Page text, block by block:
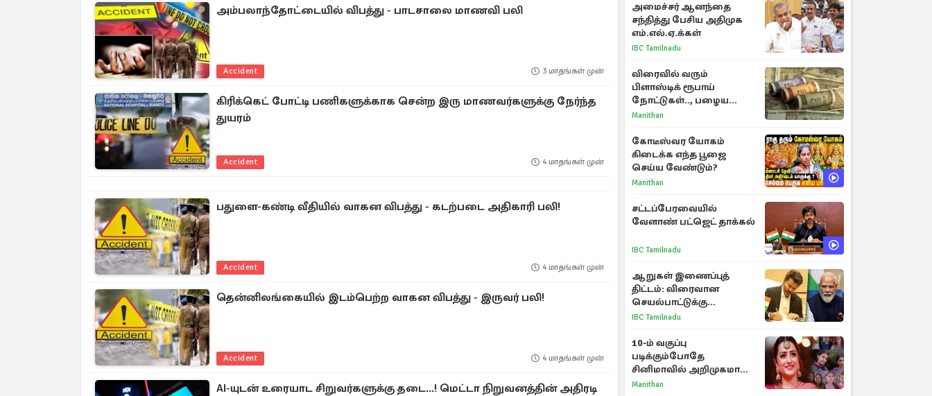
அம்பலாந்தோட்டையில் விபத்து - பாடசாலை மாணவி பலி
Accident 3 மாதங்கள் முன்
கிரிக்கெட் போட்டி பணிகளுக்காக சென்ற இரு மாணவர்களுக்கு நேர்ந்த
துயரம்
Accident 4 மாதங்கள் முன்
பதுளை-கண்டி வீதியில் வாகன விபத்து - கடற்படை அதிகாரி பலி!
Accident 4 மாதங்கள் முன்
தென்னிலங்கையில் இடம்பெற்ற வாகன விபத்து - இருவர் பலி!
Accident 4 மாதங்கள் முன்
AI-யுடன் உரையாட சிறுவர்களுக்கு தடை...! மெட்டா நிறுவனத்தின் அதிரடி
அமைச்சர் ஆனந்தை
சந்தித்து பேசிய அதிமுக
எம்.எல்.ஏ.க்கள்
IBC Tamilnadu
விரைவில் வரும்
பிளாஸ்டிக் ரூபாய்
நோட்டுகள்.., பழைய
காகித நோட்டுகள்
Manithan
கோடீஸ்வர யோகம்
கிடைக்க எந்த பூஜை
செய்ய வேண்டும்?
Manithan
சட்டப்பேரவையில்
வேளாண் பட்ஜெட் தாக்கல்
IBC Tamilnadu
ஆறுகள் இணைப்புத்
திட்டம்: விரைவான
செயல்பாட்டுக்கு
பிரதமருக்கு முதலமைச்சர்
IBC Tamilnadu
10-ம் வகுப்பு
படிக்கும்போதே
சினிமாவில் அறிமுகமான
த்ரிஷா! உண்மையை
Manithan